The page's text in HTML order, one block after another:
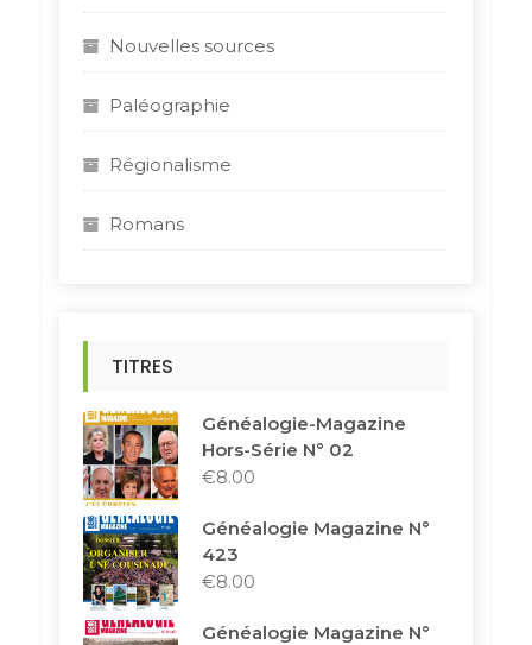
Nouvelles sources
Paléographie
Régionalisme
Romans
TITRES
Généalogie-Magazine
Hors-Série N° 02
€8.00
Généalogie Magazine N°
423
€8.00
Généalogie Magazine N°